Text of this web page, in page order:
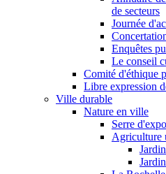
de secteurs
Journée
Enquêtes
Le conseil
Comité d'éthique
Libre expression
Ville durable
Nature en ville
Serre
Agriculture